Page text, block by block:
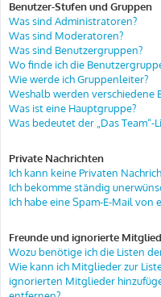
Benutzer-Stufen und Gruppen
Was sind Administratoren?
Was sind Moderatoren?
Was sind Benutzergruppen?
Wo finde ich die
Wie werde ich Gruppenleiter?
Weshalb werden
Was ist eine Hauptgruppe?
Was bedeutet der „Das Team“-
Private Nachrichten
Ich kann keine Privaten
Ich bekomme ständig
Ich habe eine Spam-E-Mail
Freunde und ignorierte
Wozu benötige ich die Listen
Wie kann ich Mitglieder zur
ignorierten Mitglieder